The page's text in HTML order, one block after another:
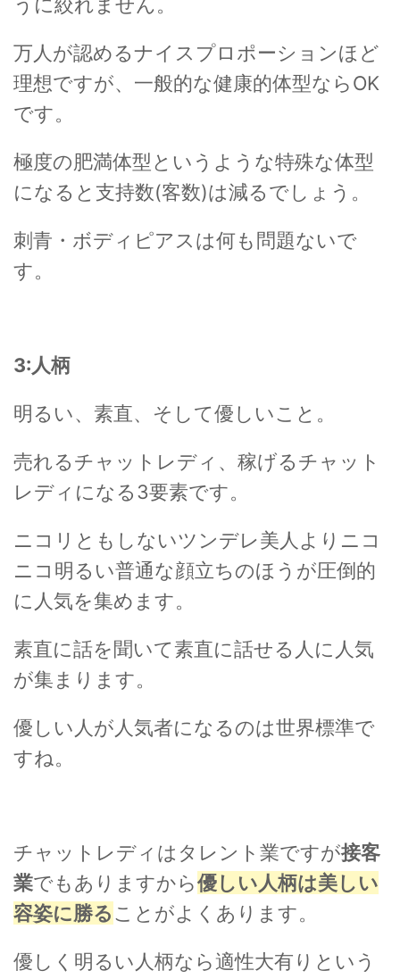
万人が認めるナイスプロポーションほど
理想ですが、一般的な健康的体型ならOK
です。
極度の肥満体型というような特殊な体型
になると支持数(客数)は減るでしょう。
刺青・ボディピアスは何も問題ないで
す。
3:人柄
明るい、素直、そして優しいこと。
売れるチャットレディ、稼げるチャット
レディになる3要素です。
ニコリともしないツンデレ美人よりニコ
ニコ明るい普通な顔立ちのほうが圧倒的
に人気を集めます。
素直に話を聞いて素直に話せる人に人気
が集まります。
優しい人が人気者になるのは世界標準で
すね。
チャットレディはタレント業ですが接客
業でもありますから優しい人柄は美しい
容姿に勝ることがよくあります。
優しく明るい人柄なら適性大有りという